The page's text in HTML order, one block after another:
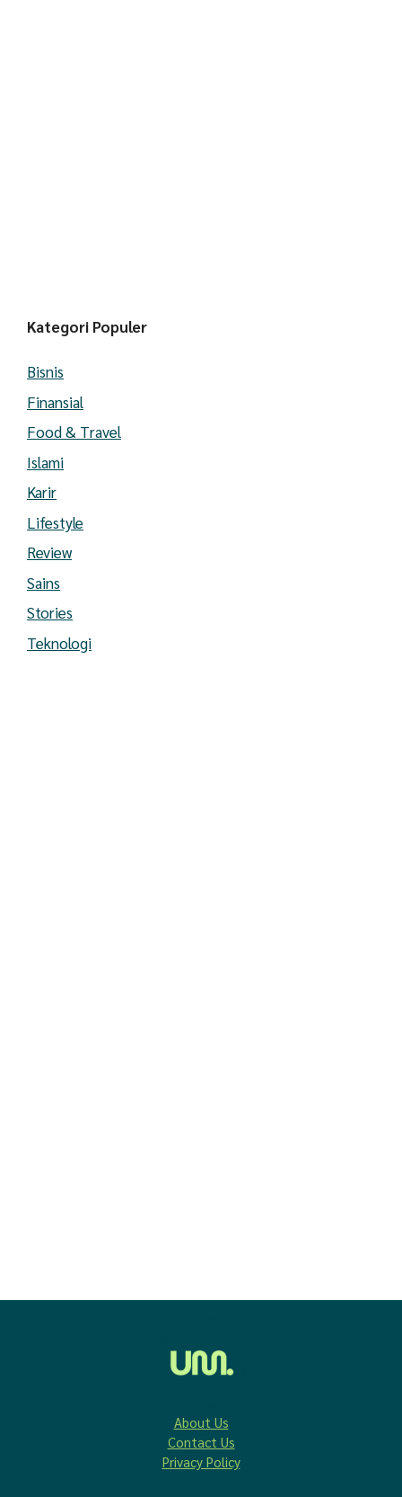
Kategori Populer
Bisnis
Finansial
Food & Travel
Islami
Karir
Lifestyle
Review
Sains
Stories
Teknologi
About Us
Contact Us
Privacy Policy